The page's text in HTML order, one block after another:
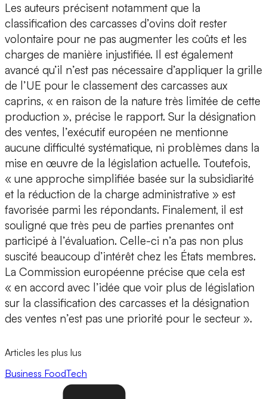
Les auteurs précisent notamment que la
classification des carcasses d’ovins doit rester
volontaire pour ne pas augmenter les coûts et les
charges de manière injustifiée. Il est également
avancé qu’il n’est pas nécessaire d’appliquer la grille
de l’UE pour le classement des carcasses aux
caprins, « en raison de la nature très limitée de cette
production », précise le rapport. Sur la désignation
des ventes, l’exécutif européen ne mentionne
aucune difficulté systématique, ni problèmes dans la
mise en œuvre de la législation actuelle. Toutefois,
« une approche simplifiée basée sur la subsidiarité
et la réduction de la charge administrative » est
favorisée parmi les répondants. Finalement, il est
souligné que très peu de parties prenantes ont
participé à l’évaluation. Celle-ci n’a pas non plus
suscité beaucoup d’intérêt chez les États membres.
La Commission européenne précise que cela est
« en accord avec l’idée que voir plus de législation
sur la classification des carcasses et la désignation
des ventes n’est pas une priorité pour le secteur ».
Articles les plus lus
Business FoodTech